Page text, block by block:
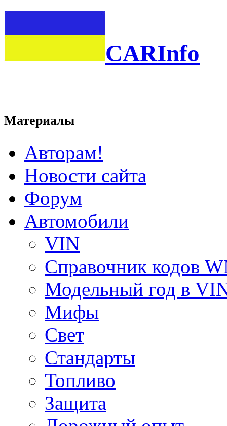
CARInfo
Материалы
Авторам!
Новости сайта
Форум
Автомобили
VIN
Справочник кодов
Модельный год в
Мифы
Свет
Стандарты
Топливо
Защита